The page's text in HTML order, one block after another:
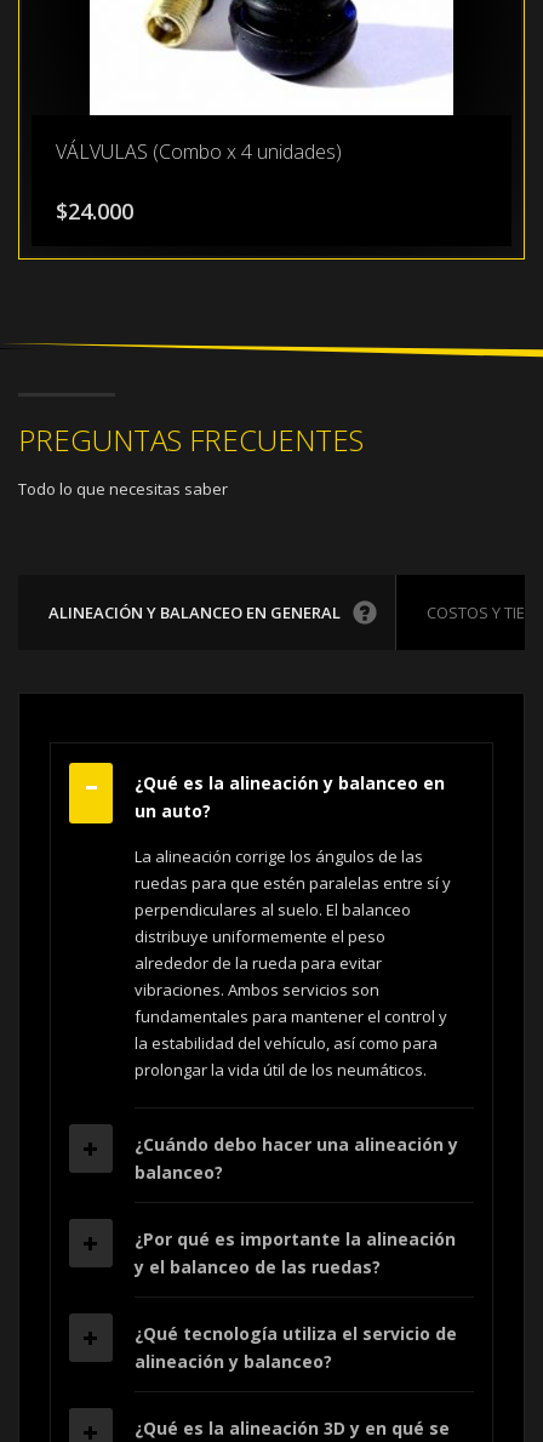
VÁLVULAS (Combo x 4 unidades)
$24.000
PREGUNTAS FRECUENTES
Todo lo que necesitas saber
ALINEACIÓN Y BALANCEO EN GENERAL COSTOS Y
¿Qué es la alineación y balanceo en
un auto?
La alineación corrige los ángulos de las
ruedas para que estén paralelas entre sí y
perpendiculares al suelo. El balanceo
distribuye uniformemente el peso
alrededor de la rueda para evitar
vibraciones. Ambos servicios son
fundamentales para mantener el control y
la estabilidad del vehículo, así como para
prolongar la vida útil de los neumáticos.
¿Cuándo debo hacer una alineación y
balanceo?
¿Por qué es importante la alineación
y el balanceo de las ruedas?
¿Qué tecnología utiliza el servicio de
alineación y balanceo?
¿Qué es la alineación 3D y en qué se